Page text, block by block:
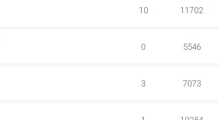
10 11702
0 5546
3 7073